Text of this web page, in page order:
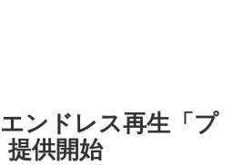
ンドレス再生「プ
提供開始